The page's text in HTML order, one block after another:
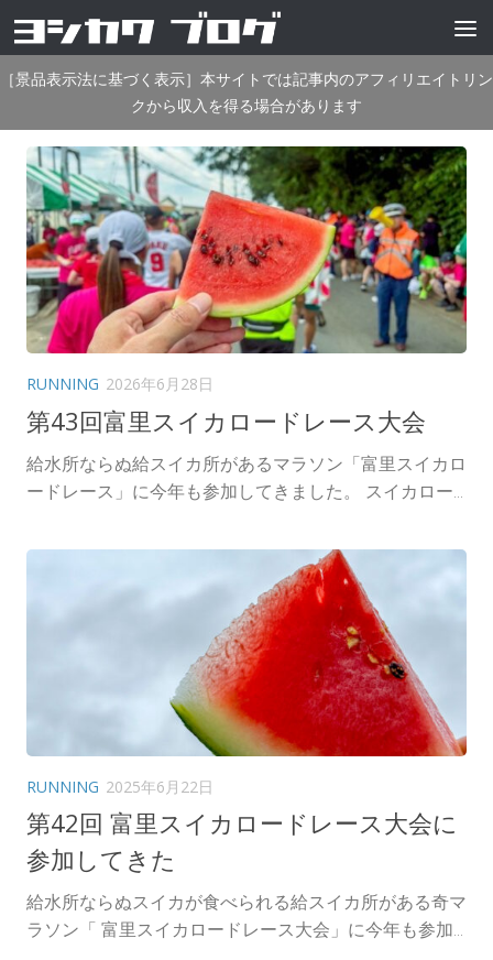
コンテンツへスキップ
［景品表示法に基づく表示］本サイトでは記事内のアフィリエイトリン
クから収入を得る場合があります
RUNNING 2026年6月28日
第43回富里スイカロードレース大会
給水所ならぬ給スイカ所があるマラソン「富里スイカロ
ードレース」に今年も参加してきました。 スイカロー...
RUNNING 2025年6月22日
第42回 富里スイカロードレース大会に
参加してきた
給水所ならぬスイカが食べられる給スイカ所がある奇マ
ラソン「 富里スイカロードレース大会」に今年も参加...